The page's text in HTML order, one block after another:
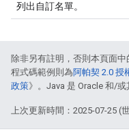
列出自訂名單。
除非另有註明，否則本頁面中
程式碼範例則為阿帕契 2.0 授
政策》。Java 是 Oracle 和/或
上次更新時間：2025-07-25 (